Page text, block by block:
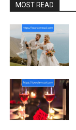
MOST READ